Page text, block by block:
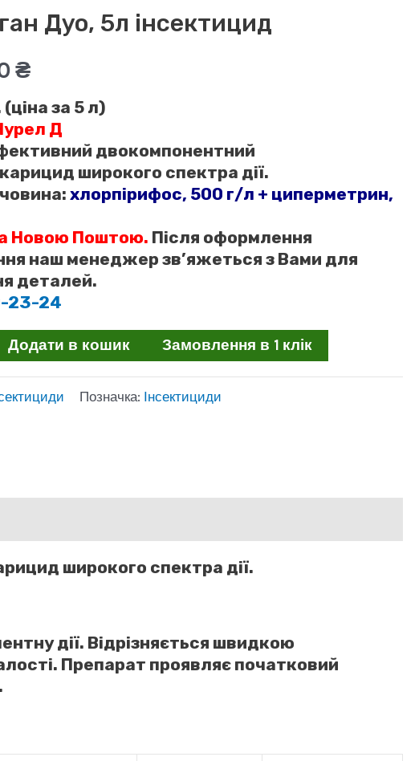
Дуо, 5л інсектицид
₴
(ціна за 5 л)
Д
двокомпонентний
широкого спектра дії.
хлорпірифос, 500 г/л + циперметрин,
Новою Поштою. Після оформлення
наш менеджер зв’яжеться з Вами для
деталей.
23-24
Додати в кошик Замовлення в 1 клік
Позначка: Інсектициди
широкого спектра дії.
дії. Відрізняється швидкою
Препарат проявляє початковий